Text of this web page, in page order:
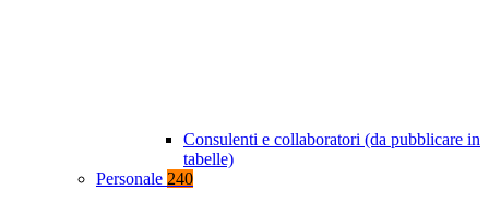
Consulenti e collaboratori (da pubblicare in
tabelle)
Personale 240